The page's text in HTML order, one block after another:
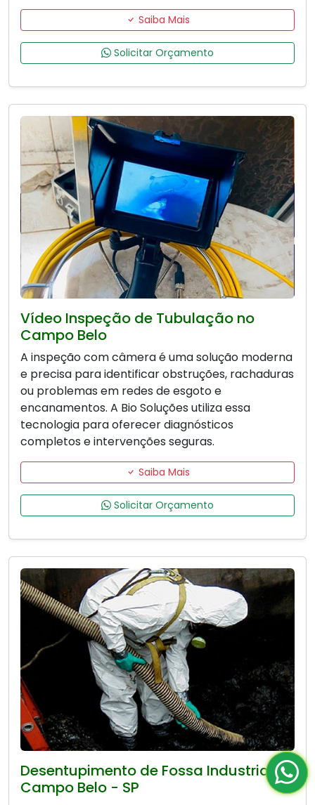
Saiba Mais
Solicitar Orçamento
Vídeo Inspeção de Tubulação no
Campo Belo
A inspeção com câmera é uma solução moderna
e precisa para identificar obstruções, rachaduras
ou problemas em redes de esgoto e
encanamentos. A Bio Soluções utiliza essa
tecnologia para oferecer diagnósticos
completos e intervenções seguras.
Saiba Mais
Solicitar Orçamento
Desentupimento de Fossa Industrial no
Campo Belo - SP